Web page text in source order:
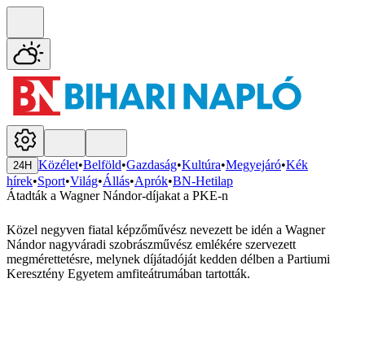
24H Közélet•Belföld•Gazdaság•Kultúra•Megyejáró•Kék
hírek•Sport•Világ•Állás•Aprók•BN-Hetilap
Átadták a Wagner Nándor-díjakat a PKE-n
Közel negyven fiatal képzőművész nevezett be idén a Wagner
Nándor nagyváradi szobrászművész emlékére szervezett
megmérettetésre, melynek díjátadóját kedden délben a Partiumi
Keresztény Egyetem amfiteátrumában tartották.